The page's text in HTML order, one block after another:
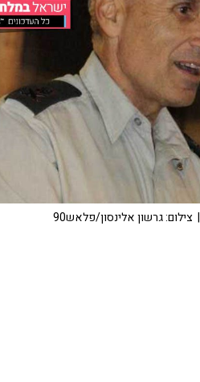
| צילום: גרשון אלינסון/פלאש90